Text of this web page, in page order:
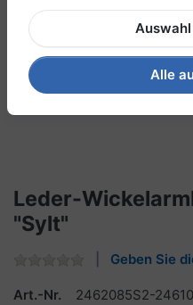
Leder-
"Sylt"
Geben Sie
Art.-Nr. 2462085S2-
Alle